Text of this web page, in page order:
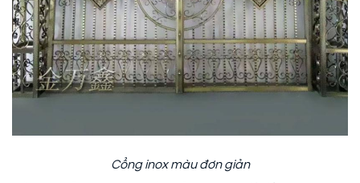
Cổng inox màu đơn giản